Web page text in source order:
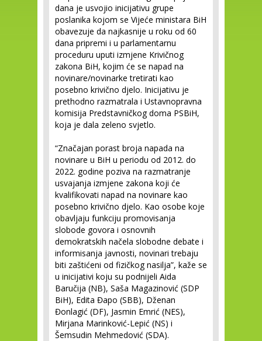
dana je usvojio inicijativu grupe
poslanika kojom se Vijeće ministara BiH
obavezuje da najkasnije u roku od 60
dana pripremi i u parlamentarnu
proceduru uputi izmjene Krivičnog
zakona BiH, kojim će se napad na
novinare/novinarke tretirati kao
posebno krivično djelo. Inicijativu je
prethodno razmatrala i Ustavnopravna
komisija Predstavničkog doma PSBiH,
koja je dala zeleno svjetlo.
“Značajan porast broja napada na
novinare u BiH u periodu od 2012. do
2022. godine poziva na razmatranje
usvajanja izmjene zakona koji će
kvalifikovati napad na novinare kao
posebno krivično djelo. Kao osobe koje
obavljaju funkciju promovisanja
slobode govora i osnovnih
demokratskih načela slobodne debate i
informisanja javnosti, novinari trebaju
biti zaštićeni od fizičkog nasilja”, kaže se
u inicijativi koju su podnijeli Aida
Baručija (NB), Saša Magazinović (SDP
BiH), Edita Đapo (SBB), Dženan
Đonlagić (DF), Jasmin Emrić (NES),
Mirjana Marinković-Lepić (NS) i
Šemsudin Mehmedović (SDA).